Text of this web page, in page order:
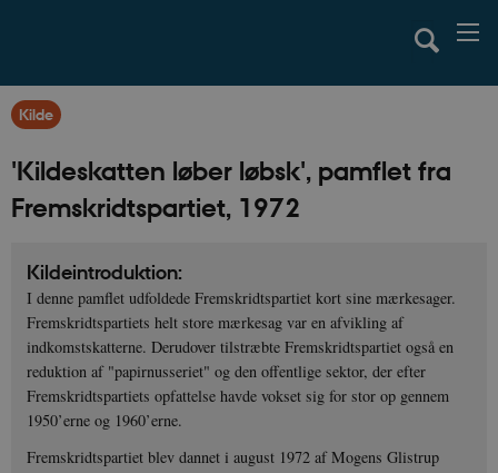
Kilde
'Kildeskatten løber løbsk', pamflet fra
Fremskridtspartiet, 1972
Kildeintroduktion:
I denne pamflet udfoldede Fremskridtspartiet kort sine mærkesager.
Fremskridtspartiets helt store mærkesag var en afvikling af
indkomstskatterne. Derudover tilstræbte Fremskridtspartiet også en
reduktion af "papirnusseriet" og den offentlige sektor, der efter
Fremskridtspartiets opfattelse havde vokset sig for stor op gennem
1950’erne og 1960’erne.
Fremskridtspartiet blev dannet i august 1972 af Mogens Glistrup